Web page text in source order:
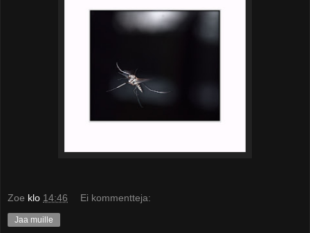
Zoe klo 14:46 Ei kommentteja:
Jaa muille